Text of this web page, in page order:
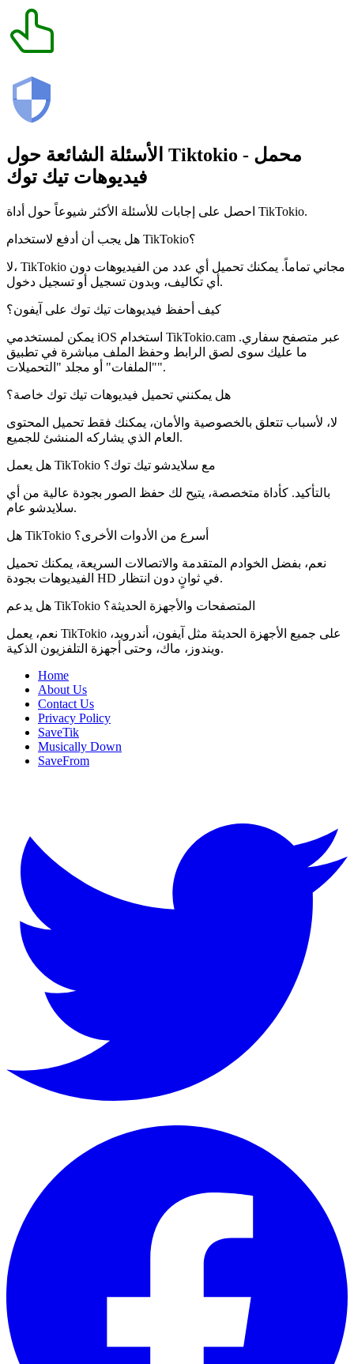
Tiktokio - محمل
فيديوهات تيك توك
احصل على إجابات للأسئلة الأكثر شيوعاً حول أداة TikTokio.
هل يجب أن أدفع لاستخدام TikTokio؟
لا، TikTokio مجاني تماماً. يمكنك تحميل أي عدد من الفيديوهات دون
أي تكاليف، وبدون تسجيل أو تسجيل دخول.
كيف أحفظ فيديوهات تيك توك على آيفون؟
يمكن لمستخدمي iOS استخدام TikTokio.cam عبر متصفح سفاري.
ما عليك سوى لصق الرابط وحفظ الملف مباشرة في تطبيق
"الملفات" أو مجلد "التحميلات".
هل يمكنني تحميل فيديوهات تيك توك خاصة؟
لا، لأسباب تتعلق بالخصوصية والأمان، يمكنك فقط تحميل المحتوى
العام الذي يشاركه المنشئ للجميع.
هل يعمل TikTokio مع سلايدشو تيك توك؟
بالتأكيد. كأداة متخصصة، يتيح لك حفظ الصور بجودة عالية من أي
سلايدشو عام.
هل TikTokio أسرع من الأدوات الأخرى؟
نعم، بفضل الخوادم المتقدمة والاتصالات السريعة، يمكنك تحميل
الفيديوهات بجودة HD في ثوانٍ دون انتظار.
هل يدعم TikTokio المتصفحات والأجهزة الحديثة؟
نعم، يعمل TikTokio على جميع الأجهزة الحديثة مثل آيفون، أندرويد،
ويندوز، ماك، وحتى أجهزة التلفزيون الذكية.
Home
About Us
Contact Us
Privacy Policy
SaveTik
Musically Down
SaveFrom